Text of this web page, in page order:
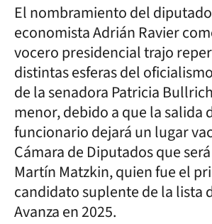
El nombramiento del
economista Adrián Ravier
vocero presidencial trajo
distintas esferas del
de la senadora Patricia
menor, debido a que la salida
funcionario dejará un lugar
Cámara de Diputados que
Martín Matzkin, quien fue el
candidato suplente de la lista
Avanza en 2025.